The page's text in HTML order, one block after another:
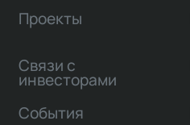
Проекты
Связи с
инвесторами
События